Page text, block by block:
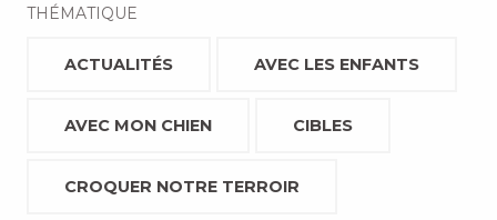
THÉMATIQUE
ACTUALITÉS AVEC LES ENFANTS
AVEC MON CHIEN CIBLES
CROQUER NOTRE TERROIR